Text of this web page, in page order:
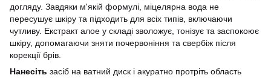
догляду. Завдяки м'якій формулі, міцелярна вода не
пересушує шкіру та підходить для всіх типів, включаючи
чутливу. Екстракт алое у складі зволожує, тонізує та заспокоює
шкіру, допомагаючи зняти почервоніння та свербіж після
корекції брів.
Нанесіть засіб на ватний диск і акуратно протріть область